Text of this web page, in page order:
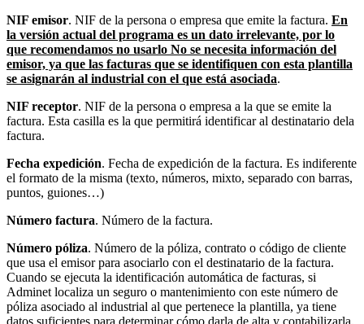
NIF emisor. NIF de la persona o empresa que emite la factura. En
la versión actual del programa es un dato irrelevante, por lo
que recomendamos no usarlo No se necesita información del
emisor, ya que las facturas que se identifiquen con esta plantilla
se asignarán al industrial con el que está asociada.
NIF receptor. NIF de la persona o empresa a la que se emite la
factura. Esta casilla es la que permitirá identificar al destinatario dela
factura.
Fecha expedición. Fecha de expedición de la factura. Es indiferente
el formato de la misma (texto, números, mixto, separado con barras,
puntos, guiones…)
Número factura. Número de la factura.
Número póliza. Número de la póliza, contrato o código de cliente
que usa el emisor para asociarlo con el destinatario de la factura.
Cuando se ejecuta la identificación automática de facturas, si
Adminet localiza un seguro o mantenimiento con este número de
póliza asociado al industrial al que pertenece la plantilla, ya tiene
datos suficientes para determinar cómo darla de alta y contabilizarla.